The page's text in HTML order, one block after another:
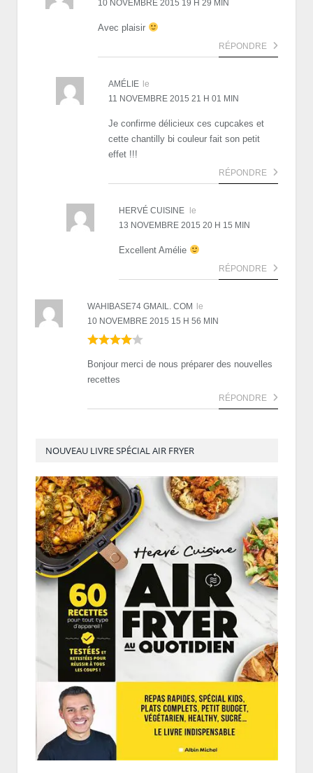
10 NOVEMBRE 2015 19 H 29 MIN
Avec plaisir
RÉPONDRE
AMÉLIE le
11 NOVEMBRE 2015 21 H 01 MIN
Je confirme délicieux ces cupcakes et
cette chantilly bi couleur fait son petit
effet !!!
RÉPONDRE
HERVÉ CUISINE
le
13 NOVEMBRE 2015 20 H 15 MIN
Excellent Amélie
RÉPONDRE
WAHIBASE74 GMAIL. COM
le
10 NOVEMBRE 2015 15 H 56 MIN
Bonjour merci de nous préparer des nouvelles
recettes
RÉPONDRE
NOUVEAU LIVRE SPÉCIAL AIR FRYER